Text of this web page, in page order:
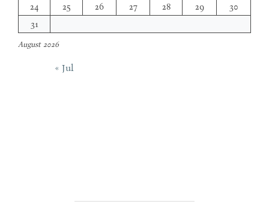
August 2026
24
25 26 27 28 29
30
31
« Jul